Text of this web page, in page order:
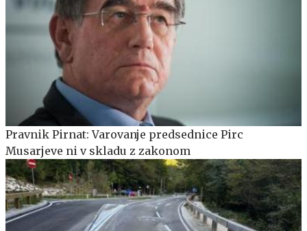
Pravnik Pirnat: Varovanje predsednice Pirc
Musarjeve ni v skladu z zakonom